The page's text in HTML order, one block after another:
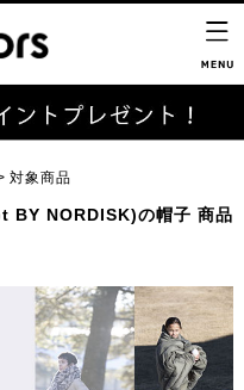
対象商品
BY NORDISK)の帽子 商品